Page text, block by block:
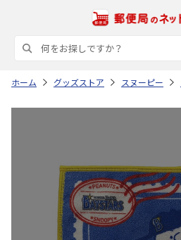
ホーム グッズストア スヌーピー